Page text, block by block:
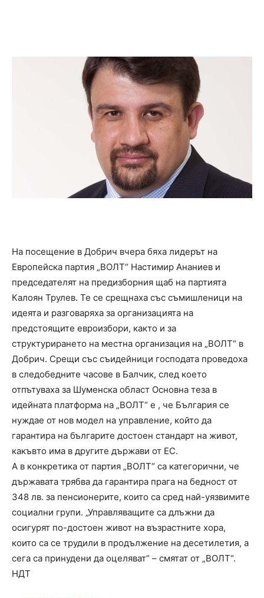
На посещение в Добрич вчера бяха лидерът на
Eвропейска партия „ВОЛТ“ Настимир Ананиев и
председателят на предизборния щаб на партията
Калоян Трулев. Те се срещнаха със съмишленици на
идеята и разговаряха за организацията на
предстоящите евроизбори, както и за
структурирането на местна организация на „ВОЛТ“ в
Добрич. Срещи със съидейници господата проведоха
в следобедните часове в Балчик, след което
отпътуваха за Шуменска област Основна теза в
идейната платформа на „ВОЛТ“ е , че България се
нуждае от нов модел на управление, който да
гарантира на българите достоен стандарт на живот,
какъвто има в другите държави от ЕС.
А в конкретика от партия „ВОЛТ“ са категорични, че
държавата трябва да гарантира прага на бедност от
348 лв. за пенсионерите, които са сред най-уязвимите
социални групи. „Управляващите са длъжни да
осигурят по-достоен живот на възрастните хора,
които са се трудили в продължение на десетилетия, а
сега са принудени да оцеляват“ – смятат от „ВОЛТ“.
НДТ